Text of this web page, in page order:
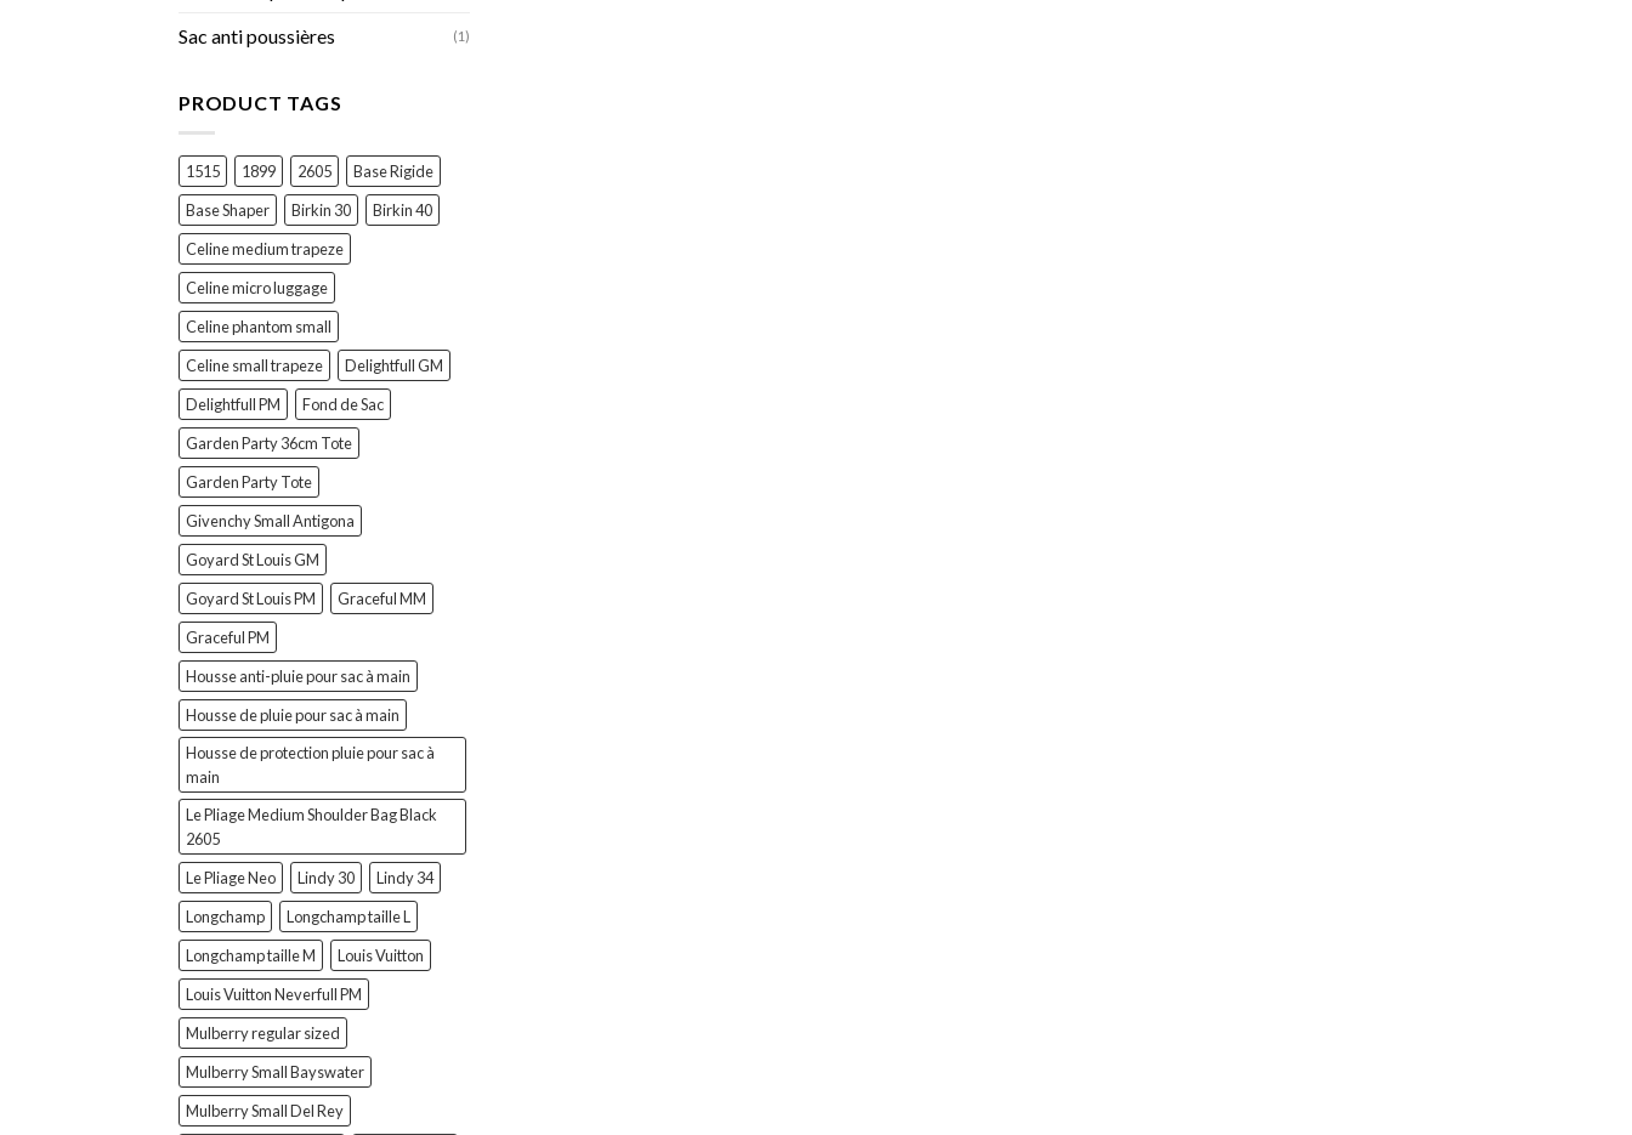
Sac anti poussières (1)
PRODUCT TAGS
1515 1899 2605
Base Rigide
Base Shaper
Birkin 30
Birkin 40
Celine medium trapeze
Celine micro luggage
Celine phantom small
Celine small trapeze
Delightfull GM
Delightfull PM
Fond de Sac
Garden Party 36cm Tote
Garden Party Tote
Givenchy Small Antigona
Goyard St Louis GM
Goyard St Louis PM
Graceful MM
Graceful PM
Housse anti-pluie pour sac à main
Housse de pluie pour sac à main
Housse de protection pluie pour sac à
main
Le Pliage Medium Shoulder Bag Black
2605
Le Pliage Neo
Lindy 30
Lindy 34
Longchamp
Longchamp taille L
Longchamp taille M
Louis Vuitton
Louis Vuitton Neverfull PM
Mulberry regular sized
Mulberry Small Bayswater
Mulberry Small Del Rey